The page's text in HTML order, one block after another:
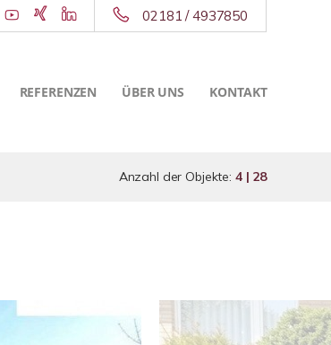
02181 / 4937850
REFERENZEN ÜBER UNS KONTAKT
Anzahl der Objekte: 4 | 28